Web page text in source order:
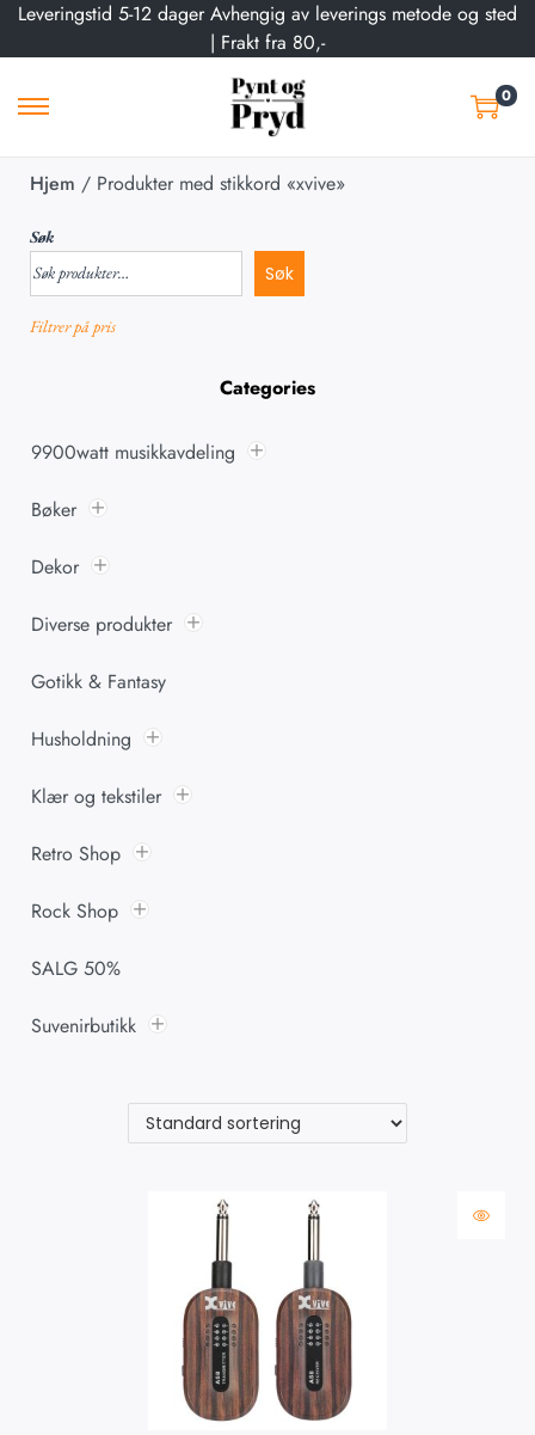
Leveringstid 5-12 dager Avhengig av leverings metode og sted
| Frakt fra 80,-
0
Hjem / Produkter med stikkord «xvive»
Søk
Søk
Filtrer på pris
Categories
9900watt musikkavdeling
Bøker
Dekor
Diverse produkter
Gotikk & Fantasy
Husholdning
Klær og tekstiler
Retro Shop
Rock Shop
SALG 50%
Suvenirbutikk